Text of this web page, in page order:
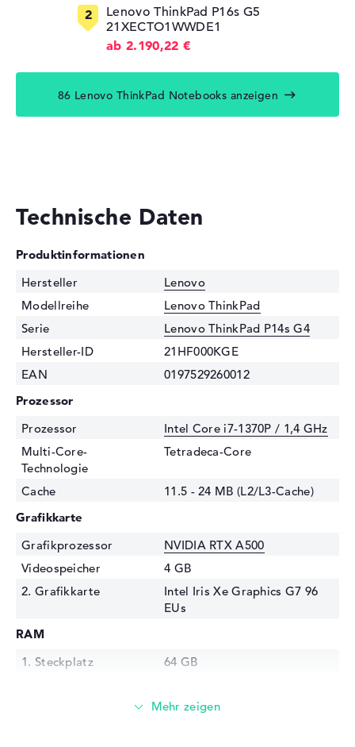
Lenovo ThinkPad P16s G5
21XECTO1WWDE1
ab 2.190,22 €
86 Lenovo ThinkPad Notebooks anzeigen
Technische Daten
Produktinformationen
Hersteller
Lenovo
Modellreihe
Lenovo ThinkPad
Serie
Lenovo ThinkPad P14s G4
Hersteller-ID
21HF000KGE
EAN
0197529260012
Prozessor
Prozessor
Intel Core i7-1370P / 1,4 GHz
Multi-Core-
Technologie
Tetradeca-Core
Cache
11.5 - 24 MB (L2/L3-Cache)
Grafikkarte
Grafikprozessor
NVIDIA RTX A500
Videospeicher
4 GB
2. Grafikkarte
Intel Iris Xe Graphics G7 96
EUs
RAM
1. Steckplatz
64 GB
LPDDR5X - 7500 MHZ